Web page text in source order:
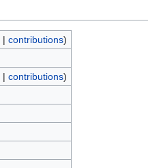
| contributions)
| contributions)